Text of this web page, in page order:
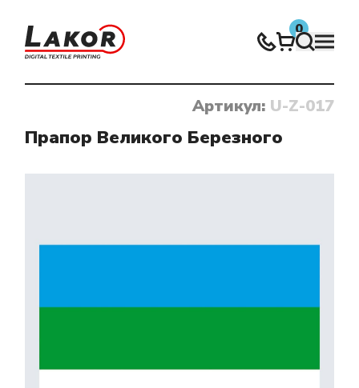
0
Нічого не знайдено
Артикул: U-Z-017
Прапор Великого Березного